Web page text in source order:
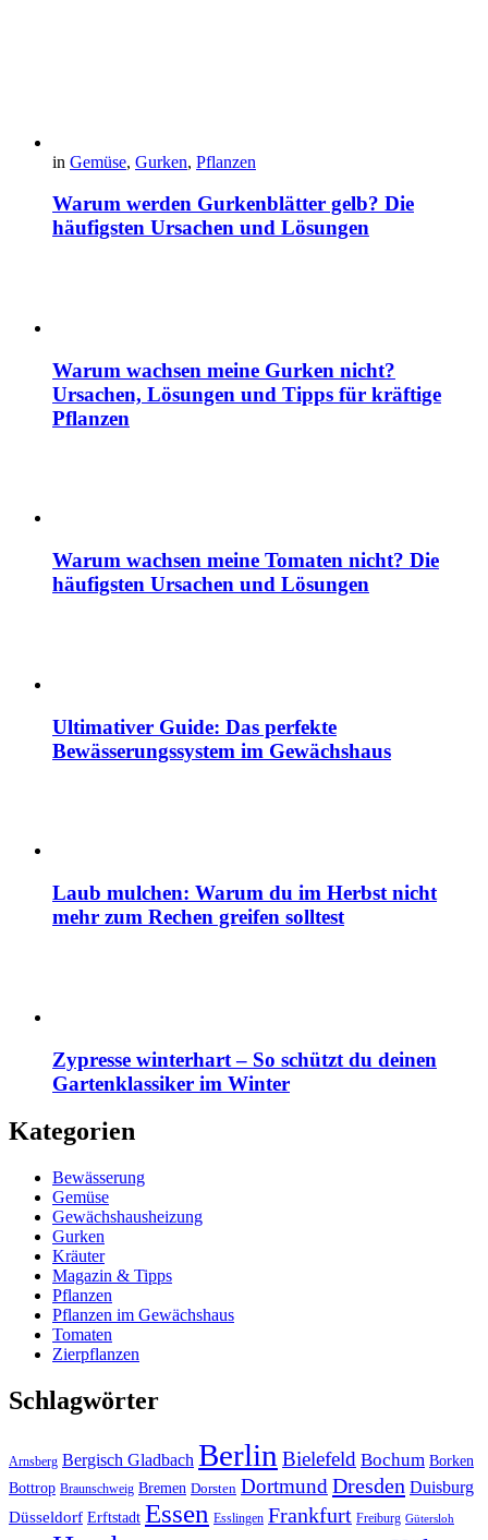
in Gemüse, Gurken, Pflanzen
Warum werden Gurkenblätter gelb? Die
häufigsten Ursachen und Lösungen
Warum wachsen meine Gurken nicht?
Ursachen, Lösungen und Tipps für kräftige
Pflanzen
Warum wachsen meine Tomaten nicht? Die
häufigsten Ursachen und Lösungen
Ultimativer Guide: Das perfekte
Bewässerungssystem im Gewächshaus
Laub mulchen: Warum du im Herbst nicht
mehr zum Rechen greifen solltest
Zypresse winterhart – So schützt du deinen
Gartenklassiker im Winter
Kategorien
Bewässerung
Gemüse
Gewächshausheizung
Gurken
Kräuter
Magazin & Tipps
Pflanzen
Pflanzen im Gewächshaus
Tomaten
Zierpflanzen
Schlagwörter
Arnsberg Bergisch Gladbach Berlin Bielefeld Bochum Borken
Bottrop Braunschweig Bremen Dorsten Dortmund Dresden Duisburg
Düsseldorf Erftstadt Essen Esslingen Frankfurt Freiburg Gütersloh